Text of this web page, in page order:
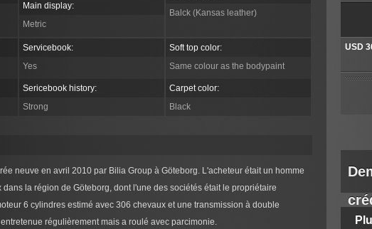
Main display:
Metric
Balck (Kansas leather)
Servicebook:
Yes
Sericebook history:
Strong
Soft top color:
Same colour as the bodypaint
Carpet color:
Black
neuve en avril 2010 par Bilia Group à Göteborg. L'acheteur était un homme
la région de Göteborg, dont l'une des sociétés était le propriétaire
6 cylindres estimé avec 306 chevaux et une transmission à double
régulièrement mais a roulé avec parcimonie.
USD
bids.